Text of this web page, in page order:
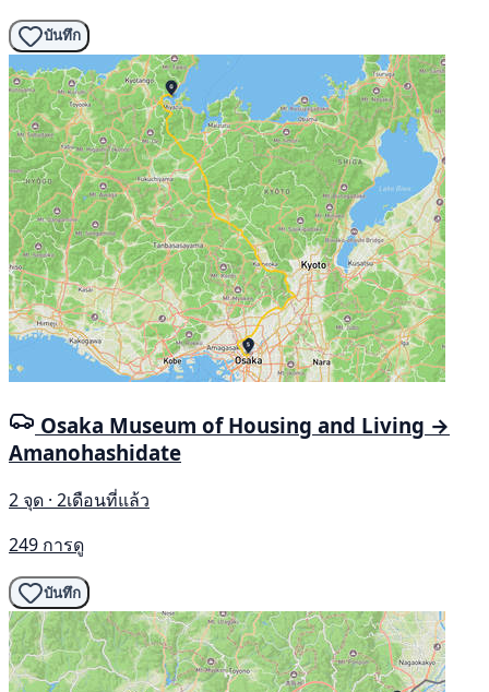
บันทึก
Osaka Museum of Housing and Living →
Amanohashidate
2 จุด · 2เดือนที่แล้ว
249 การดู
บันทึก